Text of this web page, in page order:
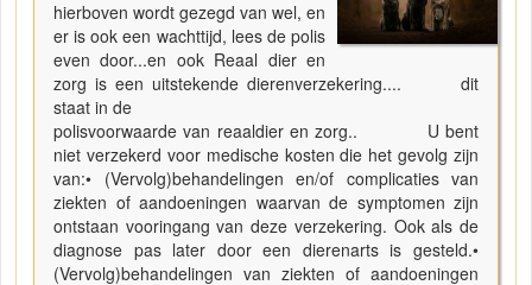
hierboven wordt gezegd van wel, en
er is ook een wachttijd, lees de polis
even door...en ook Reaal dier en
zorg is een uitstekende dierenverzekering.... dit
staat in de
polisvoorwaarde van reaaldier en zorg.. U bent
niet verzekerd voor medische kosten die het gevolg zijn
van:• (Vervolg)behandelingen en/of complicaties van
ziekten of aandoeningen waarvan de symptomen zijn
ontstaan vooringang van deze verzekering. Ook als de
diagnose pas later door een dierenarts is gesteld.•
(Vervolg)behandelingen van ziekten of aandoeningen